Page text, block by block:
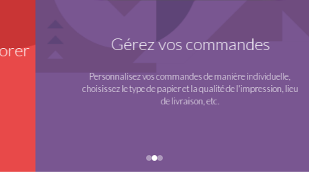
Gérez vos commandes
Personnalisez vos commandes de manière individuelle,
choisissez le type de papier et la qualité de l'impression, lieu
de livraison, etc.